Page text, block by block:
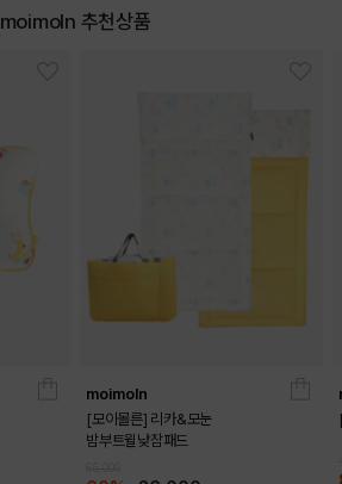
moimoln 추천상품
moimoln
[모이몰른] 리카&모눈
밤부트윌낮잠패드